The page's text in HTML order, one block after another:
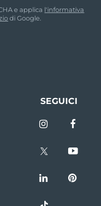
e applica l'informativa
di Google.
SEGUICI